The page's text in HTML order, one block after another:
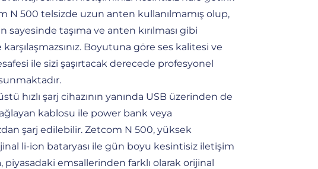
N 500 telsizde uzun anten kullanılmamış olup,
sayesinde taşıma ve anten kırılması gibi
Boyutuna göre ses kalitesi ve
ile sizi şaşırtacak derecede profesyonel
hızlı şarj cihazının yanında USB üzerinden de
kablosu ile power bank veya
şarj edilebilir. Zetcom N 500, yüksek
li-ion bataryası ile gün boyu kesintisiz iletişim
piyasadaki emsallerinden farklı olarak orijinal